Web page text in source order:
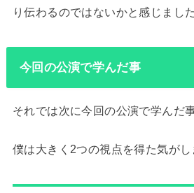
り伝わるのではないかと感じました
今回の公演で学んだ事
それでは次に今回の公演で学んだ
僕は大きく2つの視点を得た気がし